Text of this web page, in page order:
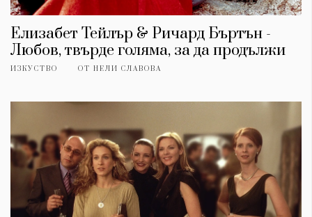
Елизабет Тейлър & Ричард Бъртън -
Любов, твърде голяма, за да продължи
ИЗКУСТВО ОТ НЕЛИ СЛАВОВА